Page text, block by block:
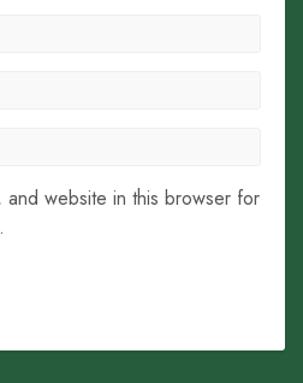
and website in this browser for